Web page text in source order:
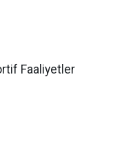
Faaliyetler